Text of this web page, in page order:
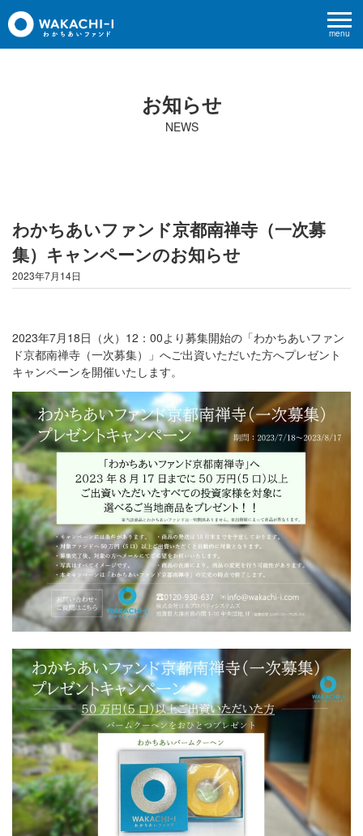
menu
お知らせ
NEWS
わかちあいファンド京都南禅寺（一次募
集）キャンペーンのお知らせ
2023年7月14日
2023年7月18日（火）12：00より募集開始の「わかちあいファン
ド京都南禅寺（一次募集）」へご出資いただいた方へプレゼント
キャンペーンを開催いたします。